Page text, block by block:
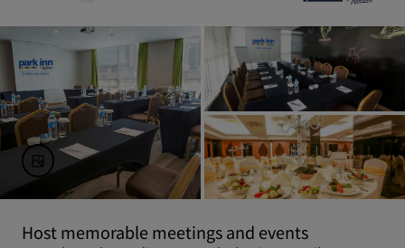
Host memorable meetings and events